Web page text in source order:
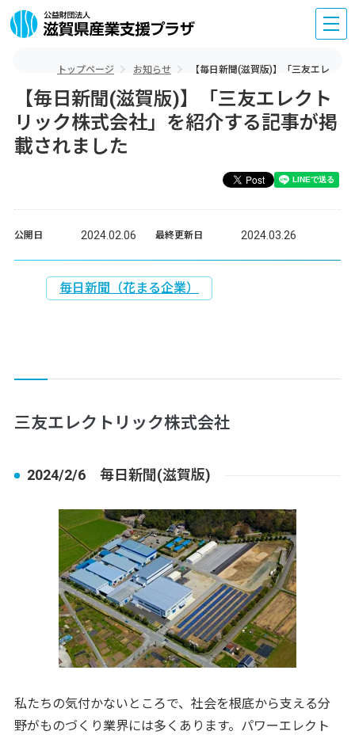
トップページ お知らせ 【毎日新聞(滋賀版)】「三友エレク
【毎日新聞(滋賀版)】「三友エレクト
リック株式会社」を紹介する記事が掲
載されました
公開日 2024.02.06 最終更新日 2024.03.26
毎日新聞（花まる企業）
三友エレクトリック株式会社
2024/2/6 毎日新聞(滋賀版)
私たちの気付かないところで、社会を根底から支える分
野がものづくり業界には多くあります。パワーエレクト